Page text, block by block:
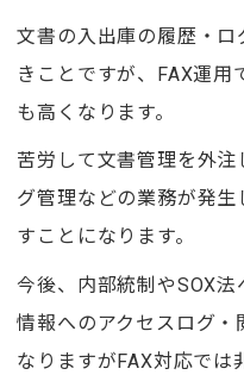
文書の入出庫の履歴・
きことですが、FAX運用
も高くなります。
苦労して文書管理を外
グ管理などの業務が発
すことになります。
今後、内部統制やSOX
情報へのアクセスログ・
なりますがFAX対応では